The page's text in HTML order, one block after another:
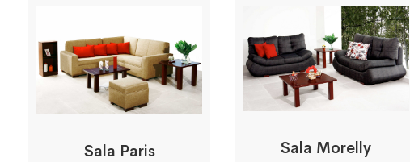
Sala Paris Sala Morelly